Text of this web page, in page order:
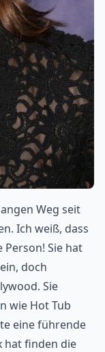
Weg seit
Ich weiß, dass
Person! Sie hat
doch
Sie
wie Hot Tub
eine führende
hat finden die